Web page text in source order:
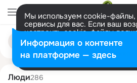
Мы используем cookie-файлы,
сервисы для вас. Если ваш
настроить cookie-файлы
представитель. Больше
Разрешить все Настроить
Поиск
людям
xalid aliyev
Люди286
Информация о контенте
на платформе — здесь